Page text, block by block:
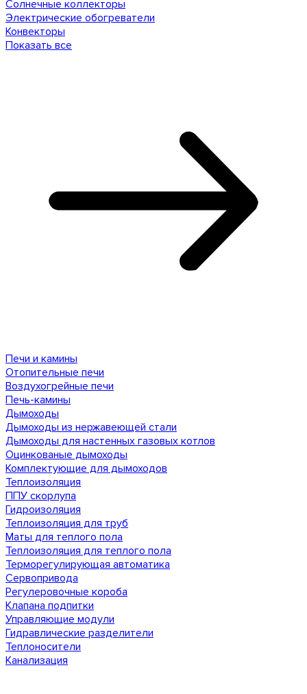
Солнечные коллекторы
Электрические обогреватели
Конвекторы
Показать все
Печи и камины
Отопительные печи
Воздухогрейные печи
Печь-камины
Дымоходы
Дымоходы из нержавеющей стали
Дымоходы для настенных газовых котлов
Оцинкованые дымоходы
Комплектующие для дымоходов
Теплоизоляция
ППУ скорлупа
Гидроизоляция
Теплоизоляция для труб
Маты для теплого пола
Теплоизоляция для теплого пола
Терморегулирующая автоматика
Сервопривода
Регулеровочные короба
Клапана подпитки
Управляющие модули
Гидравлические разделители
Теплоносители
Канализация